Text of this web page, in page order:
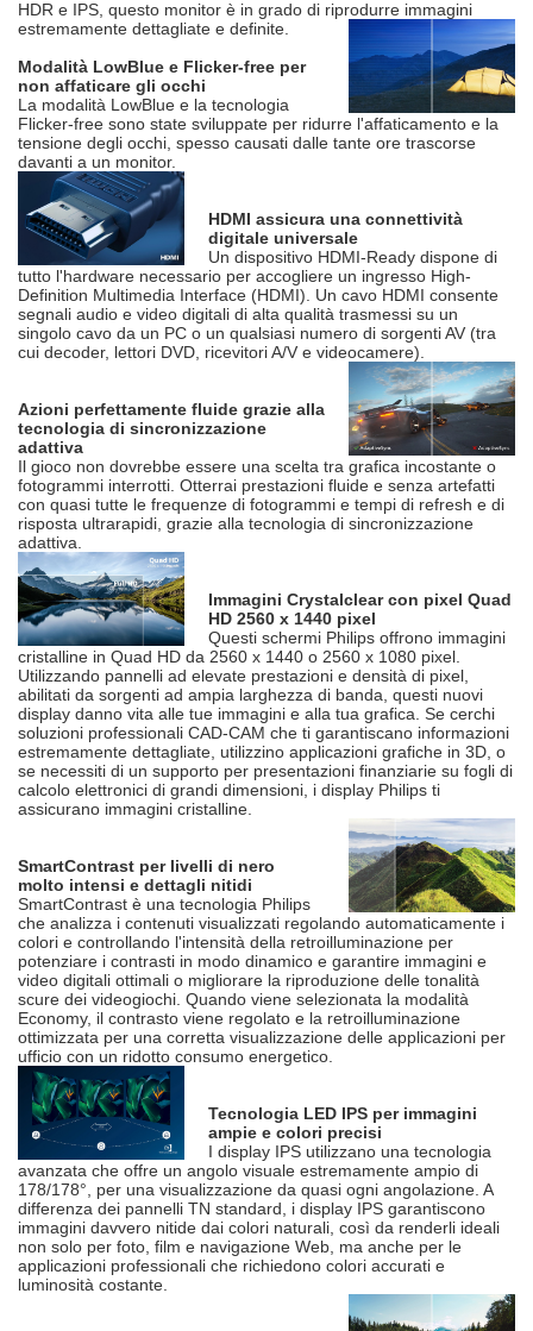
HDR e IPS, questo monitor è in grado di riprodurre immagini
estremamente dettagliate e definite.
Modalità LowBlue e Flicker-free per
non affaticare gli occhi
La modalità LowBlue e la tecnologia
Flicker-free sono state sviluppate per ridurre l'affaticamento e la
tensione degli occhi, spesso causati dalle tante ore trascorse
davanti a un monitor.
HDMI assicura una connettività
digitale universale
Un dispositivo HDMI-Ready dispone di
tutto l'hardware necessario per accogliere un ingresso High-
Definition Multimedia Interface (HDMI). Un cavo HDMI consente
segnali audio e video digitali di alta qualità trasmessi su un
singolo cavo da un PC o un qualsiasi numero di sorgenti AV (tra
cui decoder, lettori DVD, ricevitori A/V e videocamere).
Azioni perfettamente fluide grazie alla
tecnologia di sincronizzazione
adattiva
Il gioco non dovrebbe essere una scelta tra grafica incostante o
fotogrammi interrotti. Otterrai prestazioni fluide e senza artefatti
con quasi tutte le frequenze di fotogrammi e tempi di refresh e di
risposta ultrarapidi, grazie alla tecnologia di sincronizzazione
adattiva.
Immagini Crystalclear con pixel Quad
HD 2560 x 1440 pixel
Questi schermi Philips offrono immagini
cristalline in Quad HD da 2560 x 1440 o 2560 x 1080 pixel.
Utilizzando pannelli ad elevate prestazioni e densità di pixel,
abilitati da sorgenti ad ampia larghezza di banda, questi nuovi
display danno vita alle tue immagini e alla tua grafica. Se cerchi
soluzioni professionali CAD-CAM che ti garantiscano informazioni
estremamente dettagliate, utilizzino applicazioni grafiche in 3D, o
se necessiti di un supporto per presentazioni finanziarie su fogli di
calcolo elettronici di grandi dimensioni, i display Philips ti
assicurano immagini cristalline.
SmartContrast per livelli di nero
molto intensi e dettagli nitidi
SmartContrast è una tecnologia Philips
che analizza i contenuti visualizzati regolando automaticamente i
colori e controllando l'intensità della retroilluminazione per
potenziare i contrasti in modo dinamico e garantire immagini e
video digitali ottimali o migliorare la riproduzione delle tonalità
scure dei videogiochi. Quando viene selezionata la modalità
Economy, il contrasto viene regolato e la retroilluminazione
ottimizzata per una corretta visualizzazione delle applicazioni per
ufficio con un ridotto consumo energetico.
Tecnologia LED IPS per immagini
ampie e colori precisi
I display IPS utilizzano una tecnologia
avanzata che offre un angolo visuale estremamente ampio di
178/178°, per una visualizzazione da quasi ogni angolazione. A
differenza dei pannelli TN standard, i display IPS garantiscono
immagini davvero nitide dai colori naturali, così da renderli ideali
non solo per foto, film e navigazione Web, ma anche per le
applicazioni professionali che richiedono colori accurati e
luminosità costante.